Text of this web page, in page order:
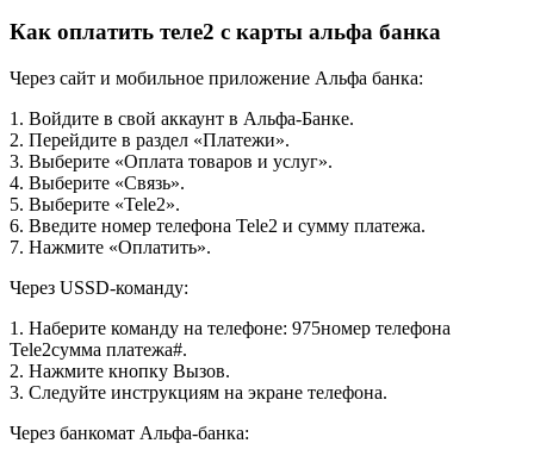
Как оплатить теле2 с карты альфа банка
Через сайт и мобильное приложение Альфа банка:
1. Войдите в свой аккаунт в Альфа-Банке.
2. Перейдите в раздел «Платежи».
3. Выберите «Оплата товаров и услуг».
4. Выберите «Связь».
5. Выберите «Tele2».
6. Введите номер телефона Tele2 и сумму платежа.
7. Нажмите «Оплатить».
Через USSD-команду:
1. Наберите команду на телефоне: 975номер телефона
Tele2сумма платежа#.
2. Нажмите кнопку Вызов.
3. Следуйте инструкциям на экране телефона.
Через банкомат Альфа-банка: